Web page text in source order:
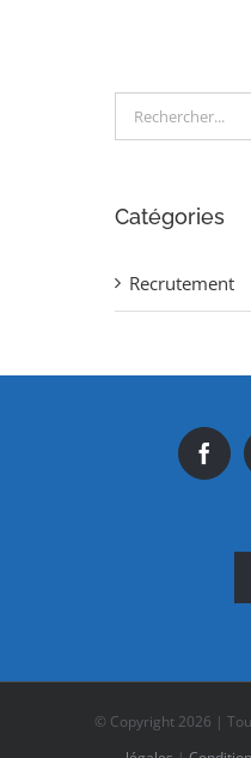
Rechercher:
Catégories
Recrutement
© Copyright 2026 |